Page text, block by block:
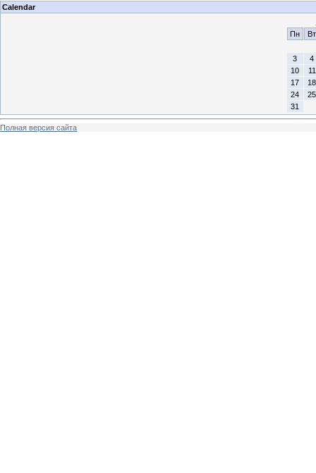
Calendar
Пн
Вт
3
4
10
11
17
18
24
25
31
Полная версия сайта